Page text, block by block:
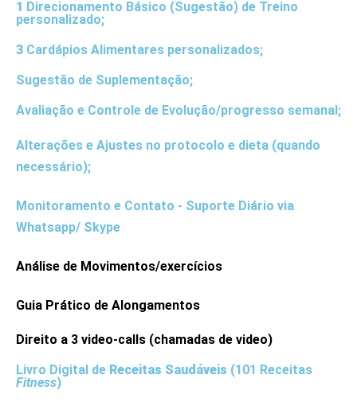
1 Direcionamento Básico (Sugestão) de Treino
personalizado;
3 Cardápios Alimentares personalizados;
Sugestão de Suplementação;
Avaliação e Controle de Evolução/progresso semanal;
Alterações e Ajustes no protocolo e dieta (quando
necessário);
Monitoramento e Contato - Suporte Diário via
Whatsapp/ Skype
Análise de Movimentos/exercícios
Guia Prático de Alongamentos
Direito a 3 video-calls (chamadas de video)
Livro Digital de Receitas Saudáveis (101 Receitas
Fitness)